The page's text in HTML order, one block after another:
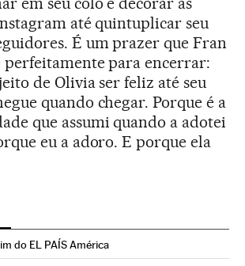
até quintuplicar seu
É um prazer que Fran
perfeitamente para encerrar:
de Olivia ser feliz até seu
quando chegar. Porque é a
que assumi quando a adotei
eu a adoro. E porque ela
do EL PAÍS América